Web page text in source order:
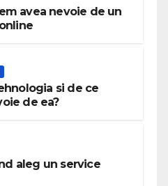
avea nevoie de un
si de ce
de ea?
aleg un service